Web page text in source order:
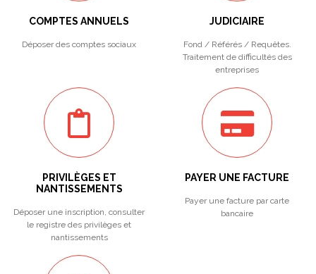
COMPTES ANNUELS
Déposer des comptes sociaux
JUDICIAIRE
Fond / Référés / Requêtes.
Traitement de difficultés des
entreprises
PRIVILÈGES ET
NANTISSEMENTS
Déposer une inscription, consulter
le registre des privilèges et
nantissements
PAYER UNE FACTURE
Payer une facture par carte
bancaire